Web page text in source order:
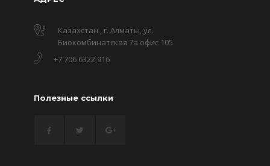
Казахстан , г. Алматы, ул.
Биокомбинатская 7а офис 105
+7 706 6322 916
Полезные ссылки